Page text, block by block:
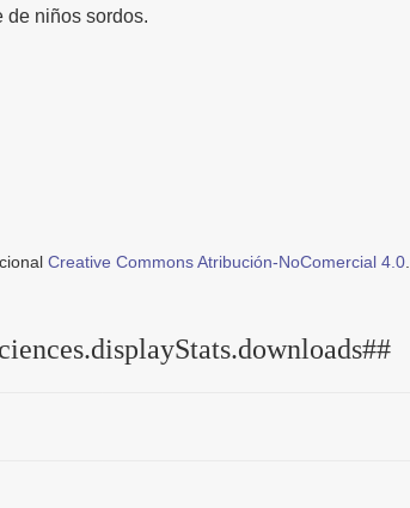
de niños sordos.
Creative Commons Atribución-NoComercial 4.0.